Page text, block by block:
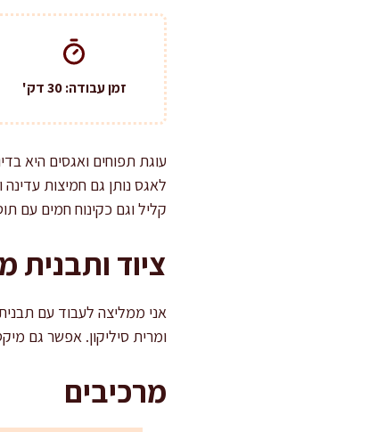
זמן עבודה: 30 דק'
עוגת תפוחים ואגסים היא
לאגס נותן גם חמיצות
קליל וגם כקינוח חמים עם
ציוד ותבנית
ומרית סיליקון. אפשר גם
מרכיבים